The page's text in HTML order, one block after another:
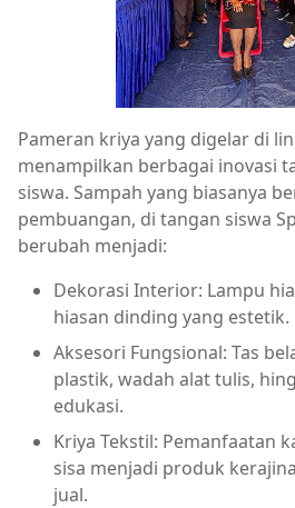
Pameran kriya yang digelar di
menampilkan berbagai inovasi
siswa. Sampah yang biasanya
pembuangan, di tangan siswa
berubah menjadi:
Dekorasi Interior: Lampu
hiasan dinding yang estetik.
Aksesori Fungsional: Tas
plastik, wadah alat tulis,
edukasi.
Kriya Tekstil: Pemanfaatan
sisa menjadi produk
jual.